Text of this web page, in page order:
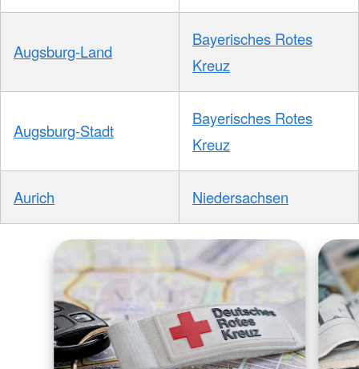
Augsburg-Land
Bayerisches Rotes
Kreuz
Augsburg-Stadt
Bayerisches Rotes
Kreuz
Aurich Niedersachsen